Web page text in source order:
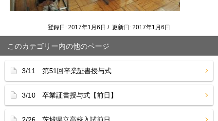
登録日: 2017年1月6日 / 更新日: 2017年1月6日
このカテゴリー内の他のページ
3/11 第51回卒業証書授与式
3/10 卒業証書授与式【前日】